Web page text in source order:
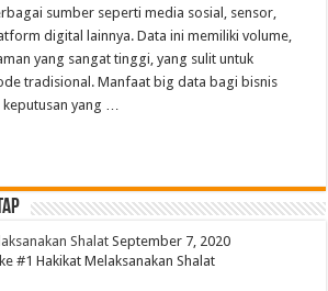
sumber seperti media sosial, sensor,
digital lainnya. Data ini memiliki volume,
yang sangat tinggi, yang sulit untuk
tradisional. Manfaat big data bagi bisnis
keputusan yang …
Shalat September 7, 2020
#1 Hakikat Melaksanakan Shalat